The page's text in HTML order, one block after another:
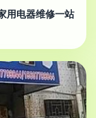
用电器维修一站